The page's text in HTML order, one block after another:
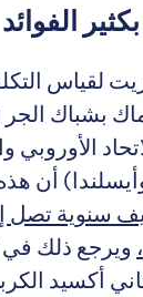
الفوائد
التكلفة
بشباك الجر
الأوروبي
أن هذه
ذلك في